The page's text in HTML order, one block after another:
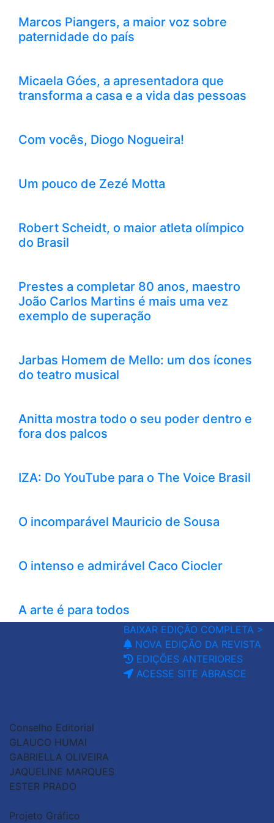
Marcos Piangers, a maior voz sobre
paternidade do país
Micaela Góes, a apresentadora que
transforma a casa e a vida das pessoas
Com vocês, Diogo Nogueira!
Um pouco de Zezé Motta
Robert Scheidt, o maior atleta olímpico
do Brasil
Prestes a completar 80 anos, maestro
João Carlos Martins é mais uma vez
exemplo de superação
Jarbas Homem de Mello: um dos ícones
do teatro musical
Anitta mostra todo o seu poder dentro e
fora dos palcos
IZA: Do YouTube para o The Voice Brasil
O incomparável Mauricio de Sousa
O intenso e admirável Caco Ciocler
A arte é para todos
BAIXAR EDIÇÃO COMPLETA >
NOVA EDIÇÃO DA REVISTA
EDIÇÕES ANTERIORES
ACESSE SITE ABRASCE
Conselho Editorial
GLAUCO HUMAI
GABRIELLA OLIVEIRA
JAQUELINE MARQUES
ESTER PRADO
Projeto Gráfico